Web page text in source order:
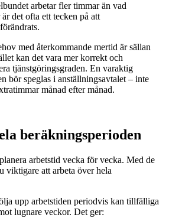
arbetar fler timmar än vad
det ofta ett tecken på att
med återkommande mertid är sällan
kan det vara mer korrekt och
tjänstgöringsgraden. En varaktig
bör speglas i anställningsavtalet – inte
månad efter månad.
beräkningsperioden
arbetstid vecka för vecka. Med de
viktigare att arbeta över hela
upp arbetstiden periodvis kan tillfälliga
lugnare veckor. Det ger: